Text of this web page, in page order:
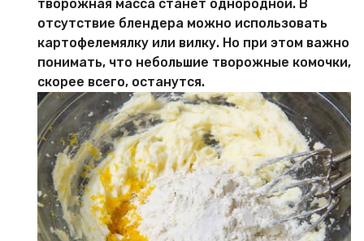
творожная масса станет однородной. В
отсутствие блендера можно использовать
картофелемялку или вилку. Но при этом важно
понимать, что небольшие творожные комочки,
скорее всего, останутся.